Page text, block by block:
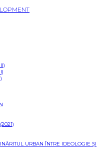
URBAN ÎNTRE IDEOLOGIE ȘI